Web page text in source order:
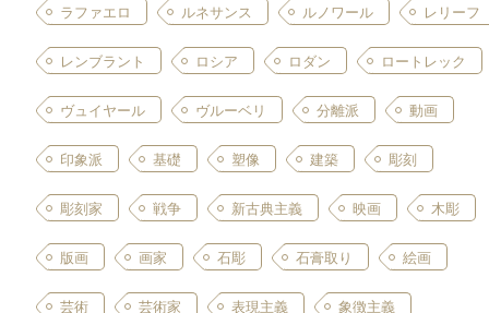
ラファエロ ルネサンス ルノワール レリーフ
レンブラント ロシア ロダン ロートレック
ヴュイヤール ヴルーベリ 分離派 動画
印象派 基礎 塑像 建築 彫刻
彫刻家 戦争 新古典主義 映画 木彫
版画 画家 石彫 石膏取り 絵画
芸術 芸術家 表現主義 象徴主義